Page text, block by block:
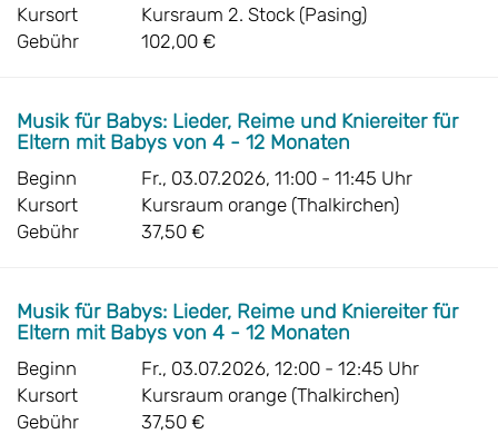
Kursort
Kursraum 2. Stock (Pasing)
Gebühr
102,00 €
Musik für Babys: Lieder, Reime und Kniereiter für
Eltern mit Babys von 4 - 12 Monaten
Beginn
Fr., 03.07.2026, 11:00 - 11:45 Uhr
Kursort
Kursraum orange (Thalkirchen)
Gebühr
37,50 €
Musik für Babys: Lieder, Reime und Kniereiter für
Eltern mit Babys von 4 - 12 Monaten
Beginn
Fr., 03.07.2026, 12:00 - 12:45 Uhr
Kursort
Kursraum orange (Thalkirchen)
Gebühr
37,50 €